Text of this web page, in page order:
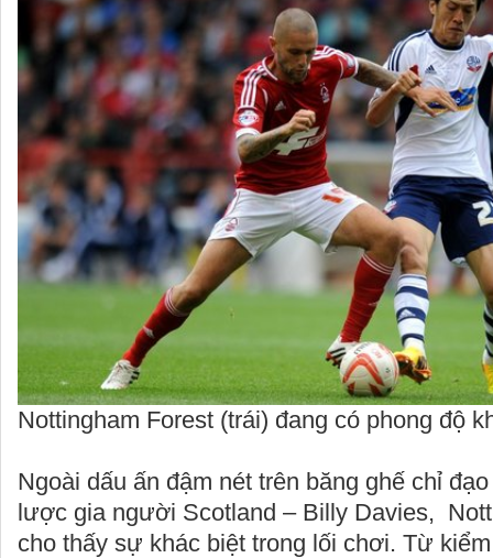
Nottingham Forest (trái) đang có phong độ
Ngoài dấu ấn đậm nét trên băng ghế chỉ
lược gia người Scotland – Billy Davies,
cho thấy sự khác biệt trong lối chơi. Từ